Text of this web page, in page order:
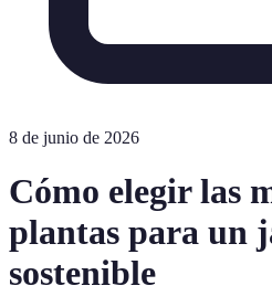
8 de junio de 2026
Cómo elegir las
plantas para un
sostenible